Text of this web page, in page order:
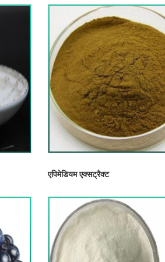
एपिमेडियम एक्सट्रैक्ट